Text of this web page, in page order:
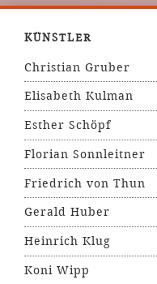
KÜNSTLER
Christian Gruber
Elisabeth Kulman
Esther Schöpf
Florian Sonnleitner
Friedrich von Thun
Gerald Huber
Heinrich Klug
Koni Wipp